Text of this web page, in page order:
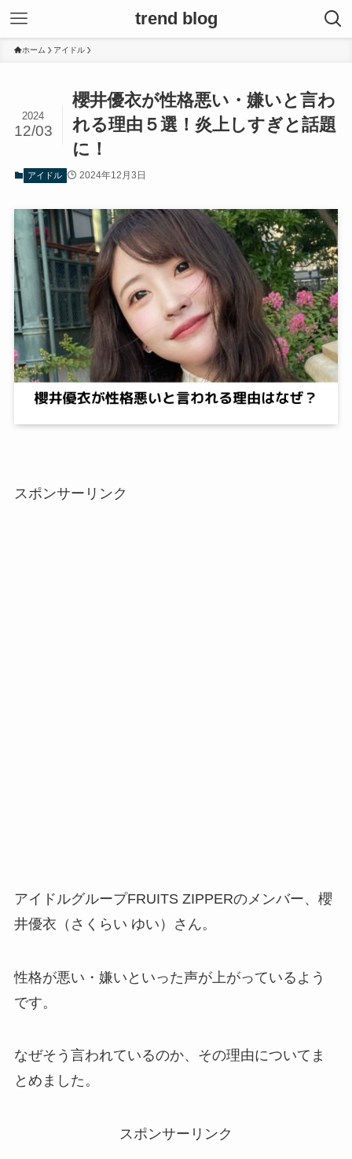
trend blog
ホーム アイドル
櫻井優衣が性格悪い・嫌いと言わ
れる理由５選！炎上しすぎと話題
に！
2024
12/03
アイドル 2024年12月3日
スポンサーリンク
アイドルグループFRUITS ZIPPERのメンバー、櫻
井優衣（さくらい ゆい）さん。
性格が悪い・嫌いといった声が上がっているよう
です。
なぜそう言われているのか、その理由についてま
とめました。
スポンサーリンク